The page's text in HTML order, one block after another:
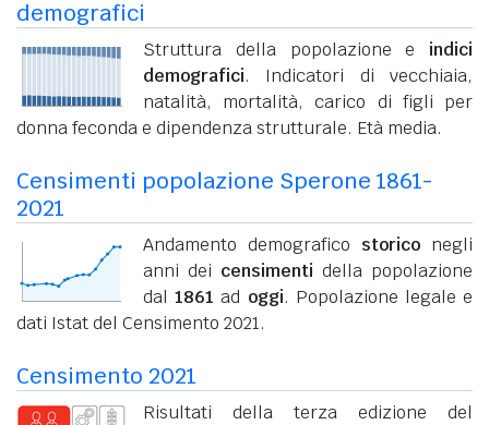
demografici
Struttura della popolazione e indici
demografici. Indicatori di vecchiaia,
natalità, mortalità, carico di figli per
donna feconda e dipendenza strutturale. Età media.
Censimenti popolazione Sperone 1861-
2021
Andamento demografico storico negli
anni dei censimenti della popolazione
dal1861 ad oggi. Popolazione legale e
dati Istat del Censimento 2021.
Censimento 2021
Risultati della terza edizione del